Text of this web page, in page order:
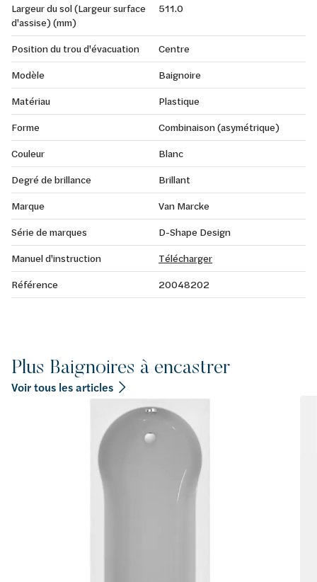
Largeur du sol (Largeur surface
d'assise) (mm)
511.0
Position du trou d'évacuation
Centre
Modèle
Baignoire
Matériau
Plastique
Forme
Combinaison (asymétrique)
Couleur
Blanc
Degré de brillance
Brillant
Marque
Van Marcke
Série de marques
D-Shape Design
Manuel d'instruction
Télécharger
Référence
20048202
Plus Baignoires à encastrer
Voir tous les articles